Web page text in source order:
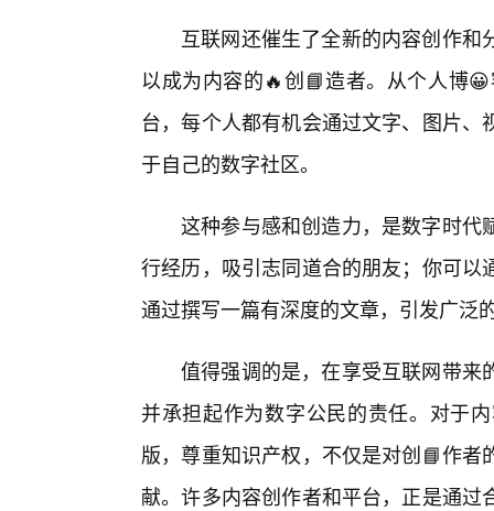
互联网还催生了全新的内容创作
以成为内容的🔥创📘造者。从个人博
台，每个人都有机会通过文字、图片
于自己的数字社区。
这种参与感和创造力，是数字时代
行经历，吸引志同道合的朋友；你可
通过撰写一篇有深度的文章，引发广泛
值得强调的是，在享受互联网带来
并承担起作为数字公民的责任。对于
版，尊重知识产权，不仅是对创📘作
献。许多内容创作者和平台，正是通